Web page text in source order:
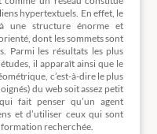
hypertextuels. En effet, le
une structure énorme et
dont les sommets sont
Parmi les résultats les plus
il apparaît ainsi que le
c’est-à-dire le plus
du web soit assez petit
fait penser qu’un agent
et d’utiliser ceux qui sont
recherchée.